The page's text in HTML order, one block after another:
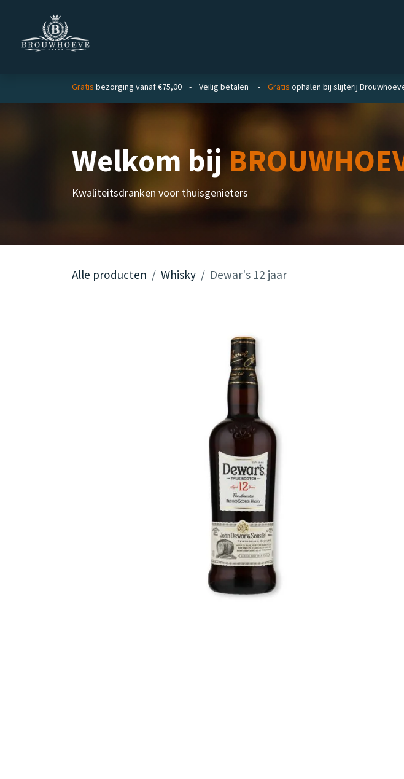
Gratis bezorging vanaf €75,00 - Veilig betalen - Gratis ophalen bij slijterij
Welkom bij
Kwaliteitsdranken voor thuisgenieters
Alle producten Whisky Dewar's 12 jaar